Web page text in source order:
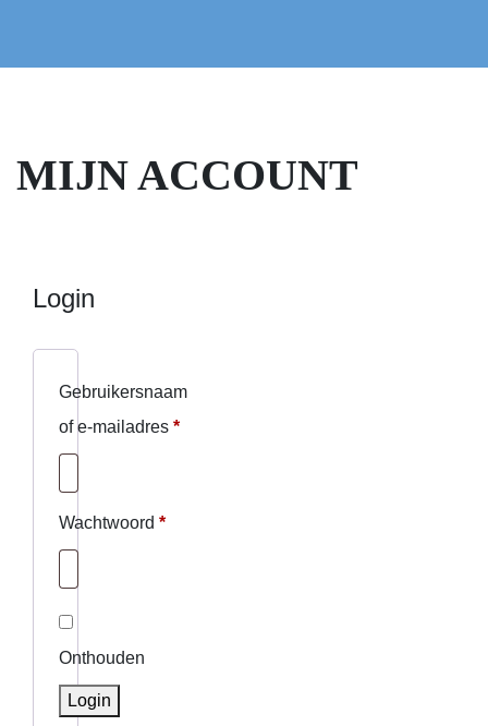
MIJN ACCOUNT
Login
Gebruikersnaam
of e-mailadres *Vereist
Wachtwoord *Vereist
Onthouden
Login